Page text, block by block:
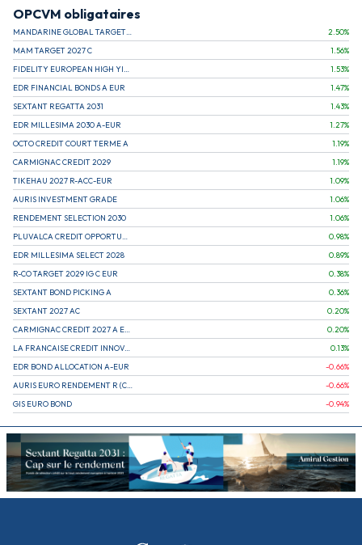
OPCVM obligataires
2.50%
MAM TARGET 2027 C
1.56%
1.53%
EDR FINANCIAL BONDS A EUR
1.47%
SEXTANT REGATTA 2031
1.43%
EDR MILLESIMA 2030 A-EUR
1.27%
OCTO CREDIT COURT TERME A
1.19%
CARMIGNAC CREDIT 2029
1.19%
TIKEHAU 2027 R-ACC-EUR
1.09%
AURIS INVESTMENT GRADE
1.06%
RENDEMENT SELECTION 2030
1.06%
0.98%
EDR MILLESIMA SELECT 2028
0.89%
R-CO TARGET 2029 IG C EUR
0.38%
SEXTANT BOND PICKING A
0.36%
SEXTANT 2027 AC
0.20%
0.20%
LA FRANCAISE CREDIT INNOVATION
0.13%
EDR BOND ALLOCATION A-EUR
-0.66%
-0.66%
GIS EURO BOND
-0.94%